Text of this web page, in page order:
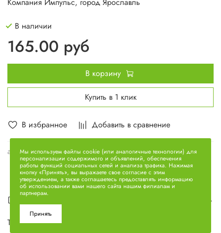
В избранное Добавить в сравнение
арт.236-1104334
В наличии
165.00 руб
В корзину
Купить в 1 клик
Описание
Трубка отводящая 236-1104334
Мы используем файлы cookie (или аналогичные технологии) для
персонализации содержимого и объявлений, обеспечения
работы функций социальных сетей и анализа трафика. Нажимая
кнопку «Принять», вы выражаете свое согласие с этим
утверждением, а также соглашаетесь предоставлять информацию
об использовании вами нашего сайта нашим филиалам и
партнерам.
Принять